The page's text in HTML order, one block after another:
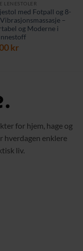
LENESTOLER
med Fotpall og 8-
–
og Moderne i
kr
for hjem, hage og
hverdagen enklere
liv.